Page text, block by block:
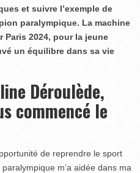
et suivre l’exemple de
paralympique. La machine
Paris 2024, pour la jeune
un équilibre dans sa vie
Déroulède,
commencé le
de reprendre le sport
m’a aidée dans ma